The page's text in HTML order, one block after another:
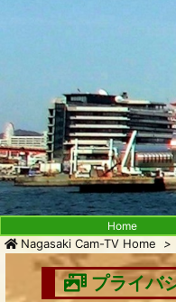
Home
Nagasaki Cam-TV Home >
プライバ